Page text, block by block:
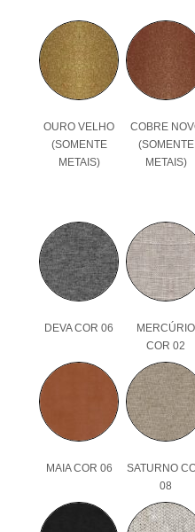
OURO VELHO
(SOMENTE
METAIS)
COBRE
(SOMENTE
METAIS)
DEVA COR 06
MERCÚRIO
COR 02
MAIA COR 06
SATURNO
08